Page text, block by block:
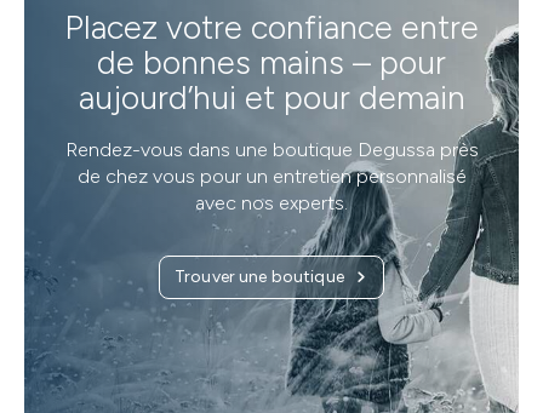
Placez votre confiance entre
de bonnes mains – pour
aujourd’hui et pour demain
Rendez-vous dans une boutique Degussa près
de chez vous pour un entretien personnalisé
avec nos experts.
Trouver une boutique